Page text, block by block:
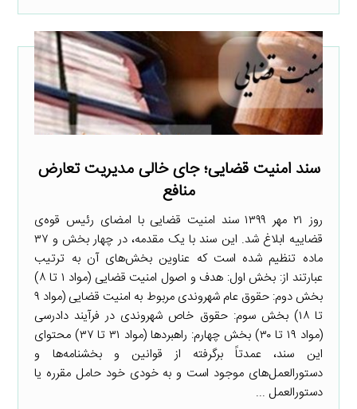
سند امنیت قضایی؛ جای خالی مدیریت تعارض
منافع
روز ۲۱ مهر ۱۳۹۹ سند امنیت قضایی با امضای رئیس قوه‌ی
قضاییه ابلاغ شد. این سند با یک مقدمه، در چهار بخش و ۳۷
ماده تنظیم شده است که عناوین بخش‌های آن به ترتیب
عبارتند از: بخش اول: هدف و اصول امنیت قضایی (مواد ۱ تا ۸)
بخش دوم: حقوق عام شهروندی مربوط به امنیت قضایی (مواد ۹
تا ۱۸) بخش سوم: حقوق خاص شهروندی در فرآیند دادرسی
(مواد ۱۹ تا ۳۰) بخش چهارم: راهبرد‌ها (مواد ۳۱ تا ۳۷) محتوای
این سند، عمدتاً برگرفته از قوانین و بخشنامه‌ها و
دستورالعمل‌های موجود است و به خودی خود حامل مقرره یا
دستورالعمل ...